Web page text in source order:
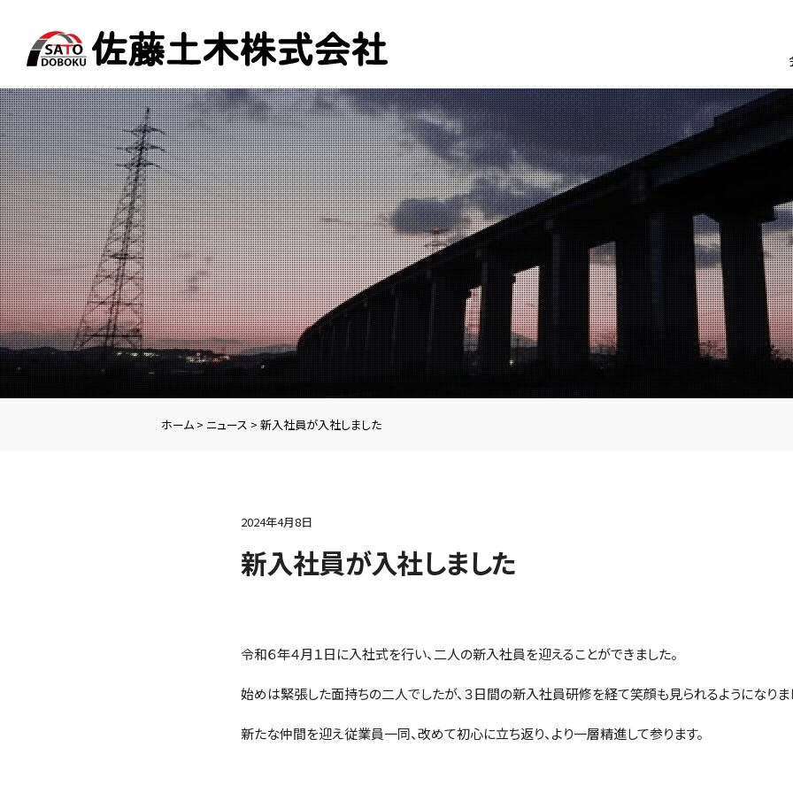
ホーム > ニュース > 新入社員が入社しました
2024年4月8日
新入社員が入社しました
令和６年４月１日に入社式を行い、二人の新入社員を迎えることができました。
始めは緊張した面持ちの二人でしたが、３日間の新入社員研修を経て笑顔も見られるようになりま
新たな仲間を迎え従業員一同、改めて初心に立ち返り、より一層精進して参ります。